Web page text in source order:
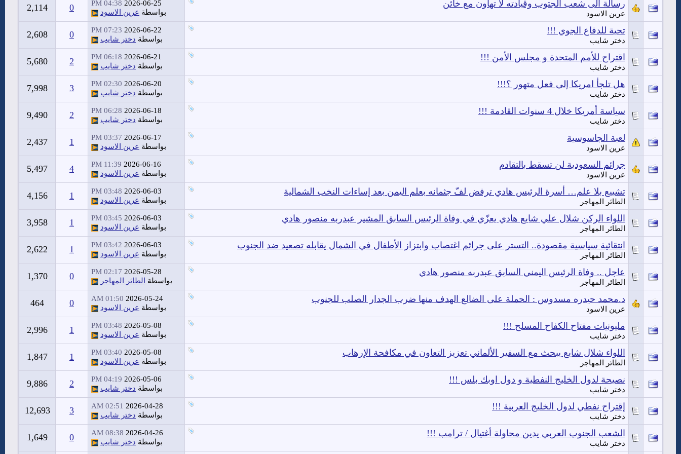
رسالة الى شعب الجتوب وقيادته لا تهاون مع خائن
عرين الاسود
2026-06-25
04:38 PM
بواسطة عرين الاسود 0
2,114
تحية للدفاع الجوي !!!
دختر شايب
2026-06-22
07:23 PM
بواسطة دختر شايب 0
2,608
اقتراح للأمم المتحدة و مجلس الأمن !!!
دختر شايب
2026-06-21
06:18 PM
بواسطة دختر شايب 2
5,680
هل تلجأ امريكا إلى فعل متهور ؟!!!
دختر شايب
2026-06-20
02:30 PM
بواسطة دختر شايب 3
7,998
سياسة أمريكا خلال 4 سنوات القادمة !!!
دختر شايب
2026-06-18
06:28 PM
بواسطة دختر شايب 2
9,490
لعبة الجاسوسية
عرين الاسود
2026-06-17
03:37 PM
بواسطة عرين الاسود 1
2,437
جرائم السعودية لن تسقط بالتقادم
عرين الاسود
2026-06-16
11:39 PM
بواسطة عرين الاسود 4
5,497
تشييع بلا علم… أسرة الرئيس هادي ترفض لفّ جثمانه بعلم اليمن بعد إساءات النخب الشمالية
الطائر المهاجر
2026-06-03
03:48 PM
بواسطة عرين الاسود 1
4,156
اللواء الركن شلال علي شايع هادي يعزّي في وفاة الرئيس السابق المشير عبدربه منصور هادي
الطائر المهاجر
2026-06-03
03:45 PM
بواسطة عرين الاسود 1
3,958
انتقائية سياسية مقصودة.. التستر على جرائم اغتصاب وابتزاز الأطفال في الشمال يقابله تصعيد ضد الجنوب
الطائر المهاجر
2026-06-03
03:42 PM
بواسطة عرين الاسود 1
2,622
عاجل .. وفاة الرئيس اليمني السابق عبدربه منصور هادي
الطائر المهاجر
2026-05-28
02:17 PM
بواسطة
الطائر المهاجر 0
1,370
د.محمد حيدره مسدوس : الحملة على الضالع الهدف منها ضرب الجدار الصلب للجنوب
عرين الاسود
2026-05-24
01:50 AM
بواسطة عرين الاسود 0
464
مليونيات مفتاح الكفاح المسلح !!!
دختر شايب
2026-05-08
03:48 PM
بواسطة عرين الاسود 1
2,996
اللواء شلال شايع يبحث مع السفير الألماني تعزيز التعاون في مكافحة الإرهاب
الطائر المهاجر
2026-05-08
03:40 PM
بواسطة عرين الاسود 1
1,847
نصيحة لدول الخليج النفطية و دول اوبك بلس !!!
دختر شايب
2026-05-06
04:19 PM
بواسطة دختر شايب 2
9,886
إقتراح نفطي لدول الخليج العربية !!!
دختر شايب
2026-04-28
02:51 AM
بواسطة دختر شايب 3
12,693
الشعب الجنوب العربي يدين محاولة أغتيال / ترامب !!!
دختر شايب
2026-04-26
08:38 AM
بواسطة دختر شايب 0
1,649